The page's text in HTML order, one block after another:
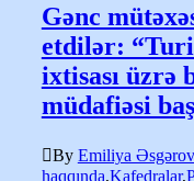
Gənc
etdilər:
ixtisası üzrə
müdafiəsi
By Emiliya
haqqında,Kafedralar,